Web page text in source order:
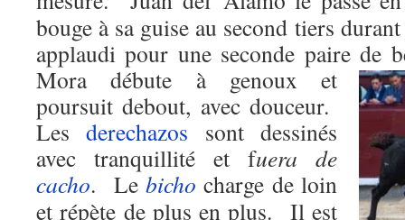
bouge à sa guise au second tiers
applaudi pour une seconde paire de
Mora débute à genoux et
poursuit debout, avec douceur.
Lesderechazos sont dessinés
avec tranquillité et fuera de
cacho. Lebicho charge de loin
et répète de plus en plus.
Il est